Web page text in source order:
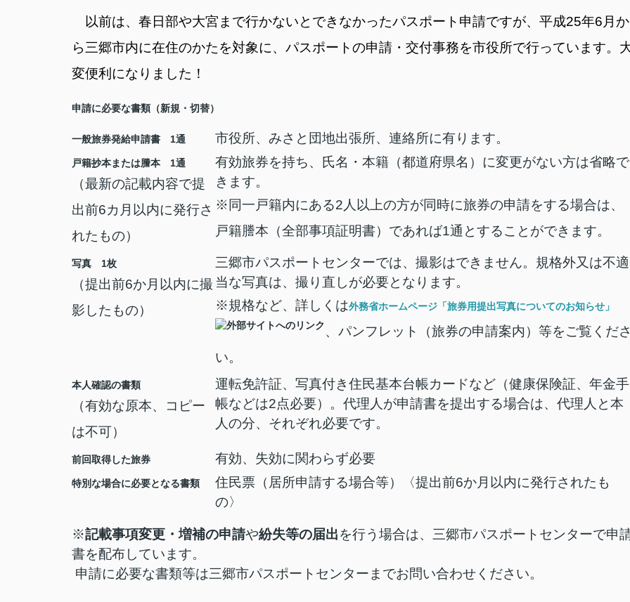
以前は、春日部や大宮まで行かないとできなかったパスポート申請ですが、 平成25年6月か
ら三郷市内に在住のかたを対象に、パスポートの申請・交付事務を市役所で行っています。
変便利になりました！
申請に必要な書類（新規・切替）
一般旅券発給申請書 1通 市役所、みさと団地出張所、連絡所に有ります。
戸籍抄本または謄本 1通
（最新の記載内容で提
出前6カ月以内に発行さ
れたもの）
有効旅券を持ち、氏名・本籍（都道府県名）に変更がない方は省略で
きます。
※同一戸籍内にある2人以上の方が同時に旅券の申請をする場合は、
戸籍謄本（全部事項証明書）であれば1通とすることができます。
写真 1枚
（提出前6か月以内に撮
影したもの）
三郷市パスポートセンターでは、撮影はできません。規格外又は不適
当な写真は、撮り直しが必要となります。
※規格など、詳しくは外務省ホームページ「旅券用提出写真についてのお知らせ」
、パンフレット（旅券の申請案内）等をご覧くだ
い。
本人確認の書類
（有効な原本、コピー
は不可）
運転免許証、写真付き住民基本台帳カードなど（健康保険証、年金手
帳などは2点必要）。代理人が申請書を提出する場合は、代理人と本
人の分、それぞれ必要です。
前回取得した旅券 有効、失効に関わらず必要
特別な場合に必要となる書類
住民票（居所申請する場合等）〈提出前6か月以内に発行されたも
の〉
※記載事項変更・増補の申請や紛失等の届出を行う場合は、三郷市パスポートセンターで申
書を配布しています。
申請に必要な書類等は三郷市パスポートセンターまでお問い合わせください。